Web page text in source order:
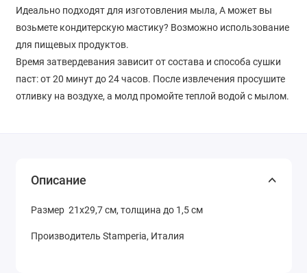
Идеально подходят для изготовления мыла, А может вы
возьмете кондитерскую мастику? Возможно использование
для пищевых продуктов.
Время затвердевания зависит от состава и способа сушки
паст: от 20 минут до 24 часов. После извлечения просушите
отливку на воздухе, а молд промойте теплой водой с мылом.
Описание
Размер 21х29,7 см, толщина до 1,5 см
Производитель Stamperia, Италия